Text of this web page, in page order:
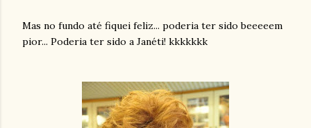
Mas no fundo até fiquei feliz... poderia ter sido beeeeem
pior... Poderia ter sido a Janéti! kkkkkkk